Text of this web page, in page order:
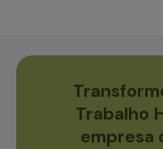
Trabalho
empresa